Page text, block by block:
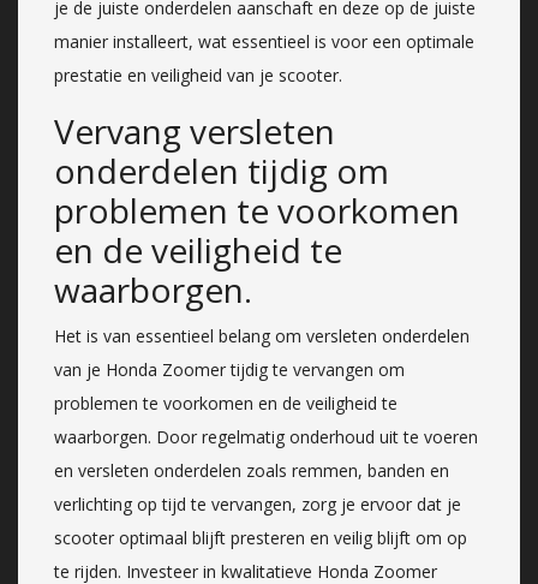
je de juiste onderdelen aanschaft en deze op de juiste
manier installeert, wat essentieel is voor een optimale
prestatie en veiligheid van je scooter.
Vervang versleten
onderdelen tijdig om
problemen te voorkomen
en de veiligheid te
waarborgen.
Het is van essentieel belang om versleten onderdelen
van je Honda Zoomer tijdig te vervangen om
problemen te voorkomen en de veiligheid te
waarborgen. Door regelmatig onderhoud uit te voeren
en versleten onderdelen zoals remmen, banden en
verlichting op tijd te vervangen, zorg je ervoor dat je
scooter optimaal blijft presteren en veilig blijft om op
te rijden. Investeer in kwalitatieve Honda Zoomer